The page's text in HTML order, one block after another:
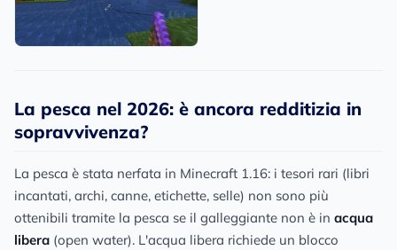
La pesca nel 2026: è ancora redditizia in
sopravvivenza?
La pesca è stata nerfata in Minecraft 1.16: i tesori rari (libri
incantati, archi, canne, etichette, selle) non sono più
ottenibili tramite la pesca se il galleggiante non è in acqua
libera (open water). L'acqua libera richiede un blocco